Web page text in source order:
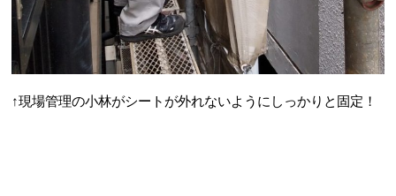
↑現場管理の小林がシートが外れないようにしっかりと固定！